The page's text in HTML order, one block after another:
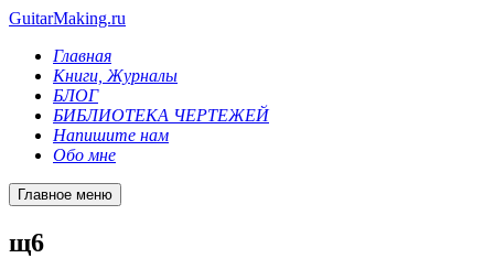
GuitarMaking.ru
Главная
Книги, Журналы
БЛОГ
БИБЛИОТЕКА ЧЕРТЕЖЕЙ
Напишите нам
Обо мне
Главное меню
щ6